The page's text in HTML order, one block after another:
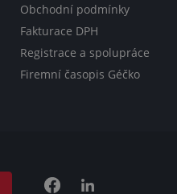
Obchodní podmínky
Fakturace DPH
Registrace a spolupráce
Firemní časopis Géčko